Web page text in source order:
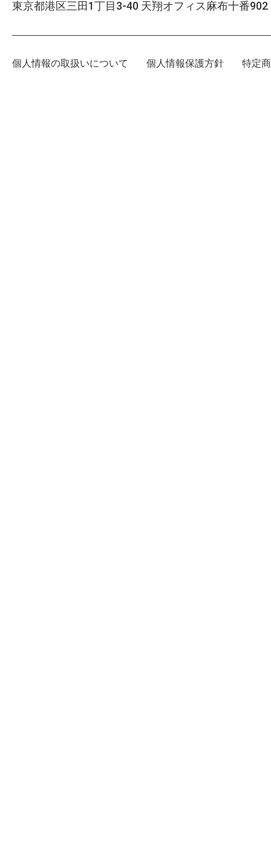
東京都港区三田1丁目3-40 天翔オフィス麻布十番902
個人情報の取扱いについて 個人情報保護方針 特定